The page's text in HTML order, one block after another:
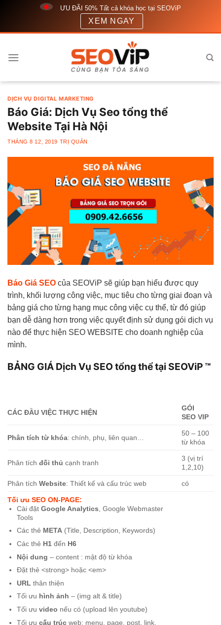
nội
ƯU ĐÃI 50% Tất cả khóa học tại SEOViP
XEM NGAY
DỊCH VỤ DIGITAL MARKETING
Báo Giá: Dịch Vụ Seo tổng thể
Website Tại Hà Nội
THÁNG 8 12, 2019 TRỊ QUẢN
Báo Giá SEO của SEOViP sẽ giúp bạn hiểu được quy
trình, khối lượng công việc, mục tiêu cho từng giai đoạn và
bảng giá cho từng hạng mục công việc cụ thể, từ đó giúp
bạn dễ dàng hơn trong việc quyết định sử dụng gói dịch vụ
nào để thực hiện SEO WEBSITE cho doanh nghiệp của
mình.
BẢNG GIÁ Dịch Vụ SEO tổng thể tại SEOViP ™
CÁC ĐẦU VIỆC THỰC HIỆN
GÓI
SEO VIP
Phân tích từ khóa: chính, phụ, liên quan…
50 – 100
từ khóa
Phân tích đối thủ cạnh tranh
3 (vị trí
1,2,10)
Phân tích Website: Thiết kế và cấu trúc web có
Tối ưu SEO ON-PAGE:
Cài đặt Google Analytics , Google Webmaster
Tools
Các thẻ META(Title, Description, Keywords)
Các thẻ H1đến H6
Nội dung – content : mật độ từ khóa
Đặt thẻ <strong> hoặc <em>
URL thân thiện
Tối ưu hình ảnh – (img alt & title)
Tối ưu video nếu có (upload lên youtube)
Tối ưu cấu trúcweb: menu, page, post, link.